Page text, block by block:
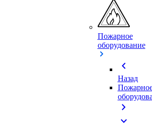
Пожарное
оборудование
chevron_left
Назад
chevron_right
expand_more